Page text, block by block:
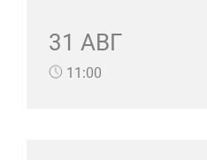
31 АВГ
11:00